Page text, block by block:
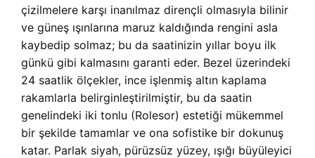
çizilmelere karşı inanılmaz dirençli olmasıyla bilinir
ve güneş ışınlarına maruz kaldığında rengini asla
kaybedip solmaz; bu da saatinizin yıllar boyu ilk
günkü gibi kalmasını garanti eder. Bezel üzerindeki
24 saatlik ölçekler, ince işlenmiş altın kaplama
rakamlarla belirginleştirilmiştir, bu da saatin
genelindeki iki tonlu (Rolesor) estetiği mükemmel
bir şekilde tamamlar ve ona sofistike bir dokunuş
katar. Parlak siyah, pürüzsüz yüzey, ışığı büyüleyici